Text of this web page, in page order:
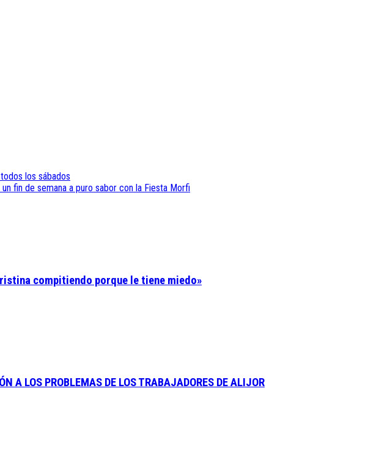
los sábados
fin de semana a puro sabor con la Fiesta Morfi
compitiendo porque le tiene miedo»
A LOS PROBLEMAS DE LOS TRABAJADORES DE ALIJOR